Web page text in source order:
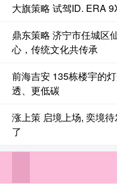
大旗策略 试驾ID. ERA
鼎东策略 济宁市任城区
心，传统文化共传承
前海吉安 135栋楼宇的
透、更低碳
涨上策 启境上场, 奕境
了